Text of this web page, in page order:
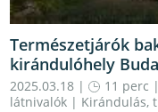
Természetjárók
kirándulóhely
2025.03.18 | 11 perc |
látnivalók | Kirándulás,